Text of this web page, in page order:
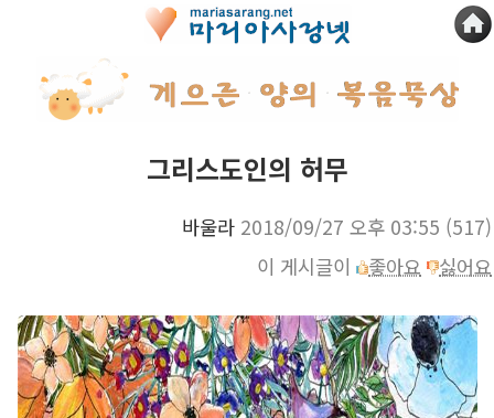
그리스도인의 허무
바울라 2018/09/27 오후 03:55 (517)
이 게시글이
좋아요 싫어요